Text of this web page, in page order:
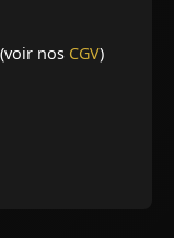
nos CGV)